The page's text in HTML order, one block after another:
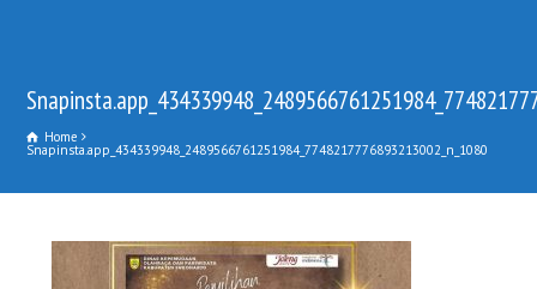
Home
Snapinsta.app_434339948_2489566761251984_7748217776893213002_n_1080